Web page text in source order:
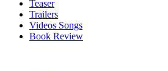
Teaser
Trailers
Videos Songs
Book Review